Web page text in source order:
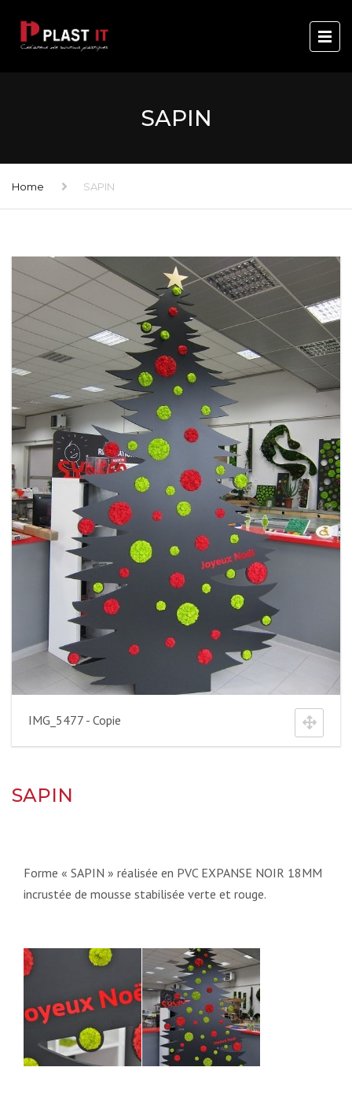
SAPIN
Home SAPIN
IMG_5477 - Copie
SAPIN
Forme « SAPIN » réalisée en PVC EXPANSE NOIR 18MM
incrustée de mousse stabilisée verte et rouge.